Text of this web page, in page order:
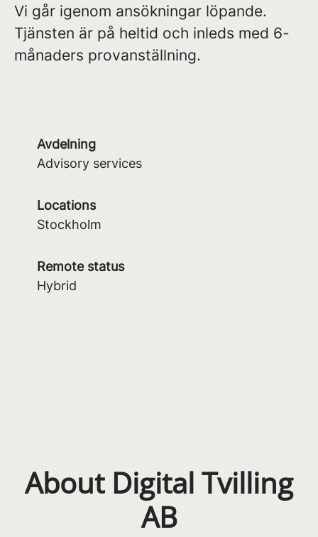
Vi går igenom ansökningar löpande.
Tjänsten är på heltid och inleds med 6-
månaders provanställning.
Avdelning
Advisory services
Locations
Stockholm
Remote status
Hybrid
About Digital Tvilling
AB